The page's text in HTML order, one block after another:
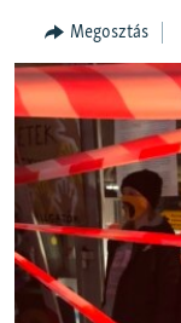
SZABADON
TÁRSADALOM
DEMOKRÁCIA
A PÉNZ
EURÓPAI UNIÓ
VILÁG
KLÍMAVÁLTOZÁS
Megosztás